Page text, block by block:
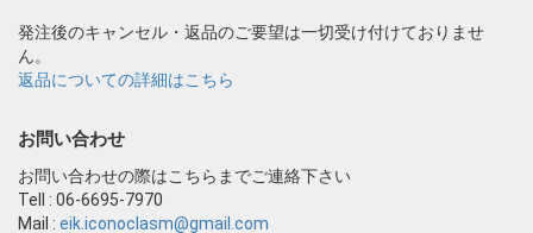
発注後のキャンセル・返品のご要望は一切受け付けておりませ
ん。
返品についての詳細はこちら
お問い合わせ
お問い合わせの際はこちらまでご連絡下さい
Tell : 06-6695-7970
Mail : eik.iconoclasm@gmail.com